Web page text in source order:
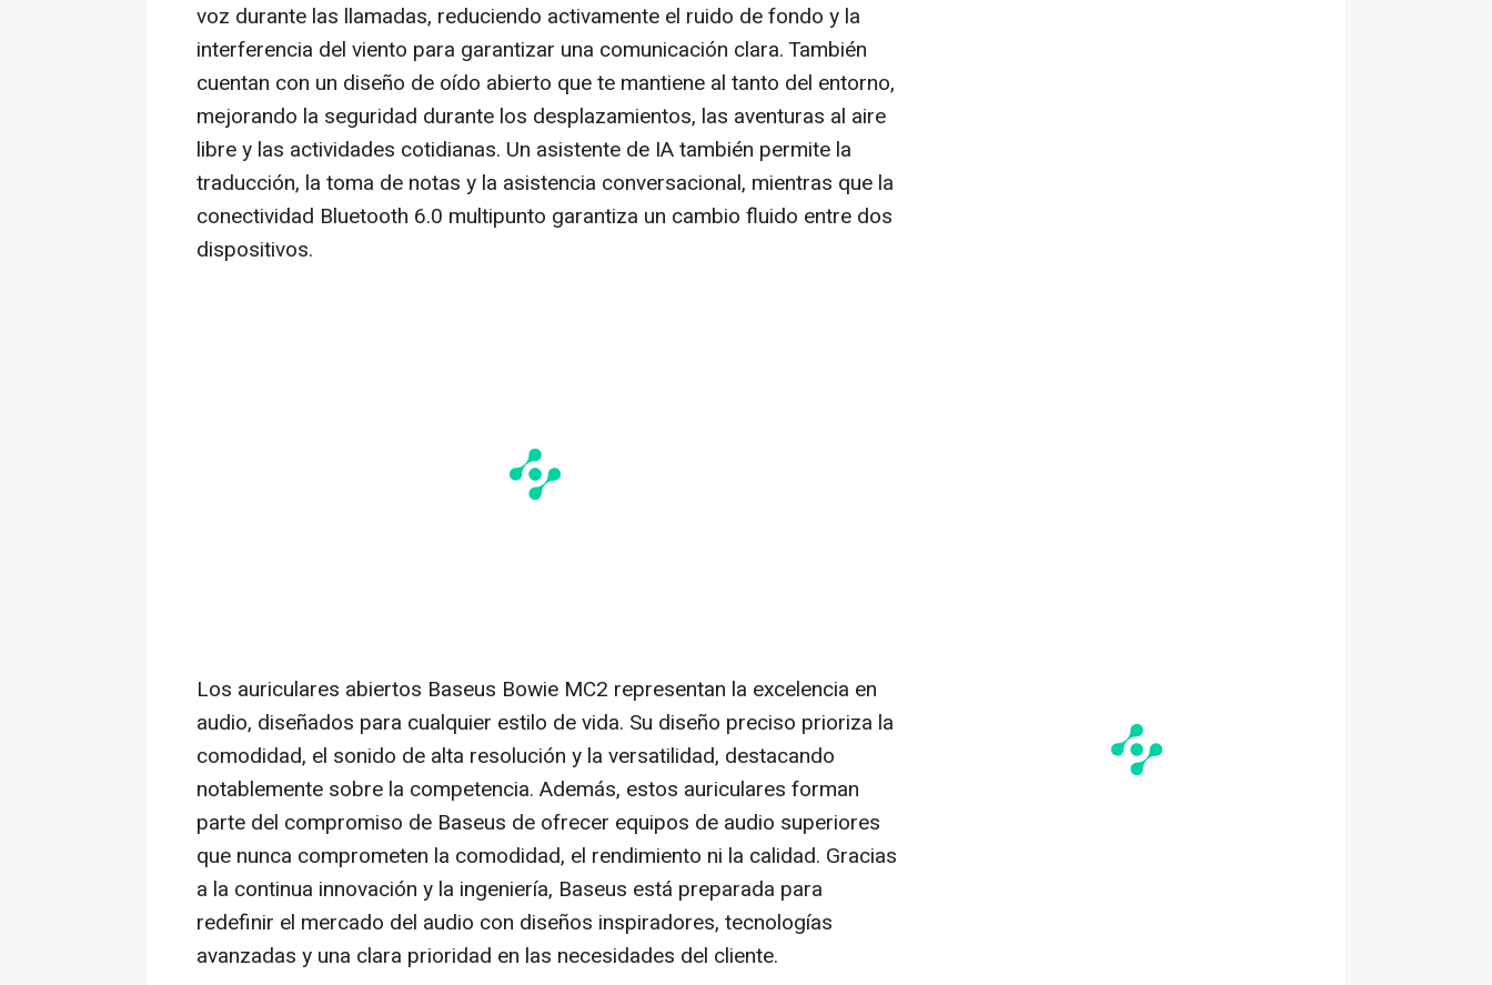
voz durante las llamadas, reduciendo activamente el ruido de fondo y la
interferencia del viento para garantizar una comunicación clara. También
cuentan con un diseño de oído abierto que te mantiene al tanto del entorno,
mejorando la seguridad durante los desplazamientos, las aventuras al aire
libre y las actividades cotidianas. Un asistente de IA también permite la
traducción, la toma de notas y la asistencia conversacional, mientras que la
conectividad Bluetooth 6.0 multipunto garantiza un cambio fluido entre dos
dispositivos.
Los auriculares abiertos Baseus Bowie MC2 representan la excelencia en
audio, diseñados para cualquier estilo de vida. Su diseño preciso prioriza la
comodidad, el sonido de alta resolución y la versatilidad, destacando
notablemente sobre la competencia. Además, estos auriculares forman
parte del compromiso de Baseus de ofrecer equipos de audio superiores
que nunca comprometen la comodidad, el rendimiento ni la calidad. Gracias
a la continua innovación y la ingeniería, Baseus está preparada para
redefinir el mercado del audio con diseños inspiradores, tecnologías
avanzadas y una clara prioridad en las necesidades del cliente.